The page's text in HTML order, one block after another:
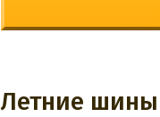
Летние шины